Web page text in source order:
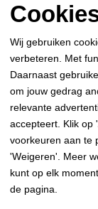
Analytische
Wij gebruiken
verbeteren. Met
Daarnaast
om jouw gedrag
relevante
accepteert. Klik op
voorkeuren aan te
'Weigeren'. Meer
kunt op elk
de pagina.